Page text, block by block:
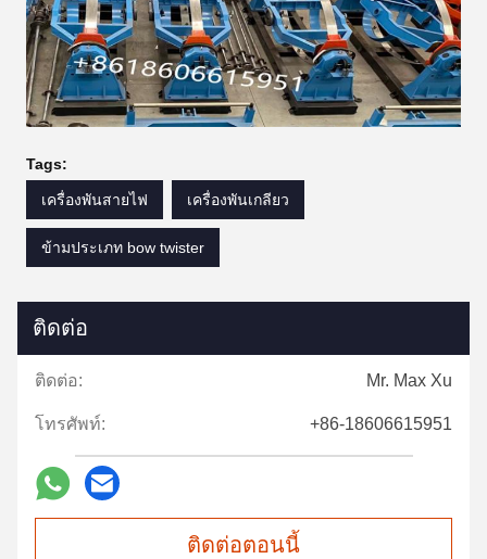
Tags:
เครื่องพันสายไฟ เครื่องพันเกลียว
ข้ามประเภท bow twister
ติดต่อ
ติดต่อ: Mr. Max Xu
โทรศัพท์: +86-18606615951
ติดต่อตอนนี้